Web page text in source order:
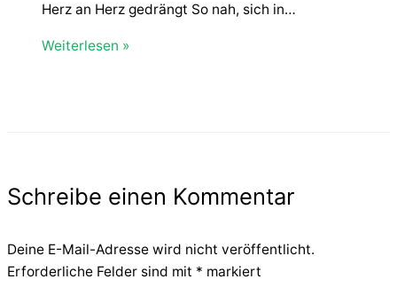
Herz an Herz gedrängt So nah, sich in…
Weiterlesen »
Schreibe einen Kommentar
Deine E-Mail-Adresse wird nicht veröffentlicht.
Erforderliche Felder sind mit * markiert